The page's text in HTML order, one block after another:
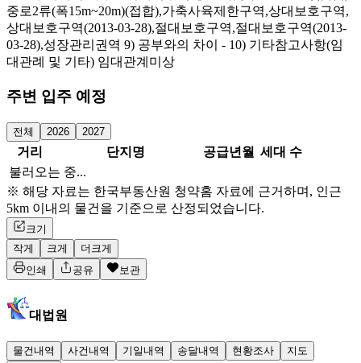
중로2류(폭15m~20m)(접합),가축사육제한구역,상대보호구역,
상대보호구역(2013-03-28),절대보호구역,절대보호구역(2013-
03-28),성장관리권역 9) 공부와의 차이 - 10) 기타참고사항(임
대관례 및 기타) 임대관계미상
주변 입주 예정
전체 2026 2027
거리 단지명 공급년월 세대 수
불러오는 중...
※ 해당 자료는 한국부동산원 청약홈 자료에 근거하며, 인근
5km 이내의 물건을 기준으로 산정되었습니다.
크기
작게
크게
더크게
인쇄
공유 보관
대법원
물건내역 사건내역 기일내역 송달내역 현황조사
지도